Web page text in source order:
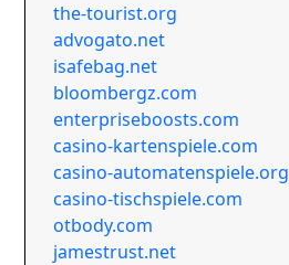
the-tourist.org
advogato.net
isafebag.net
bloombergz.com
enterpriseboosts.com
casino-kartenspiele.com
casino-automatenspiele.org
casino-tischspiele.com
otbody.com
jamestrust.net